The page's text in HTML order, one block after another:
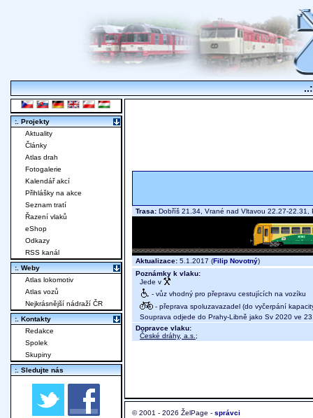
Trasa: Dobříš 21.34, Vrané nad Vltavou 22.27-
Aktualizace: 5.1.2017 (Filip Novotný)
Poznámky k vlaku:
Jede v
- vůz vhodný pro přepravu cestujících na vozíku
- přeprava spoluzavazadel (do vyčerpání
Souprava odjede do Prahy-Libně jako Sv 2020 ve
Dopravce vlaku:
České dráhy, a.s. ;
© 2001 - 2026 ŽelPage - správci
:. Projekty
Aktuality
Články
Atlas drah
Fotogalerie
Kalendář akcí
Přihlášky na akce
Seznam tratí
Řazení vlaků
eShop
Odkazy
RSS kanál
:. Weby
Atlas lokomotiv
Atlas vozů
Nejkrásnější nádraží ČR
:. Kontakty
Redakce
Spolek
Skupiny
:. Sledujte nás